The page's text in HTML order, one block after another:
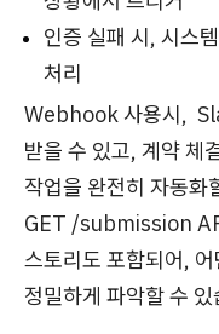
인증 실패 시, 시스
처리
Webhook 사용시,
받을 수 있고, 계약 체
작업을 완전히 자동화
GET /submission
스토리도 포함되어,
정밀하게 파악할 수 있